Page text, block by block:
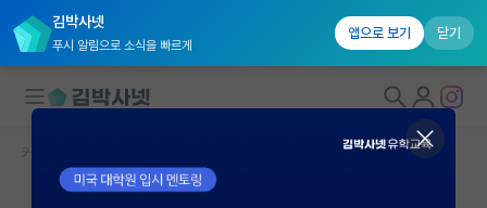
김박사넷
푸시 알림으로 소식을 빠르게
앱으로 보기 닫기
대학원생 모집
커뮤니티 홈